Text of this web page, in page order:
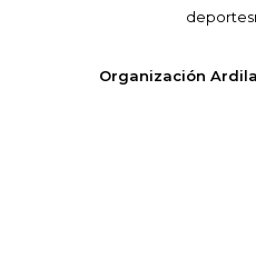
Organización